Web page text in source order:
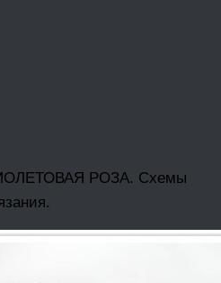
РОЗА. Схемы